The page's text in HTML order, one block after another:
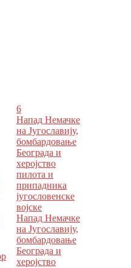
6
Напад Немачке
на Југославију,
бомбардовање
Београда и
херојство
пилота и
припадника
југословенске
војске
Напад Немачке
на Југославију,
бомбардовање
Београда и
херојство